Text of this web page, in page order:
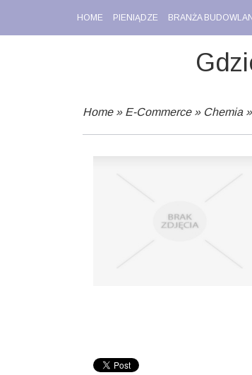
HOME PIENIĄDZE BRANŻA
Home» E-Commerce» Chemia»